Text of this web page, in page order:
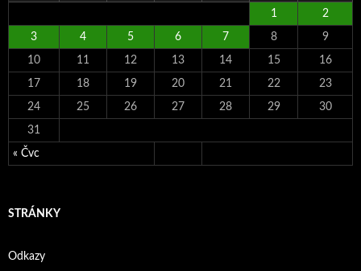
« Čvc
1 2
3 4 5 6 7 8 9
10 11 12 13 14 15 16
17 18 19 20 21 22 23
24 25 26 27 28 29 30
31
STRÁNKY
Odkazy